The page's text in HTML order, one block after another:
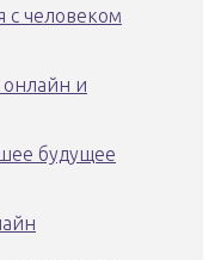
с человеком
и
будущее